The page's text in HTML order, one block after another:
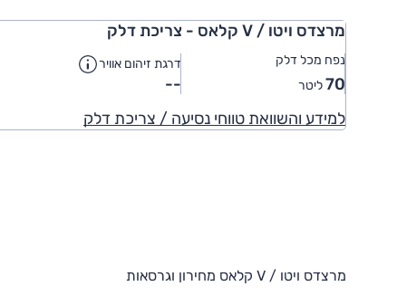
מרצדס ויטו / V קלאס - צריכת דלק
נפח מכל דלק
70ליטר
דרגת זיהום אוויר
--
למידע והשוואת טווחי נסיעה / צריכת דלק
מרצדס ויטו / V קלאס מחירון וגרסאות